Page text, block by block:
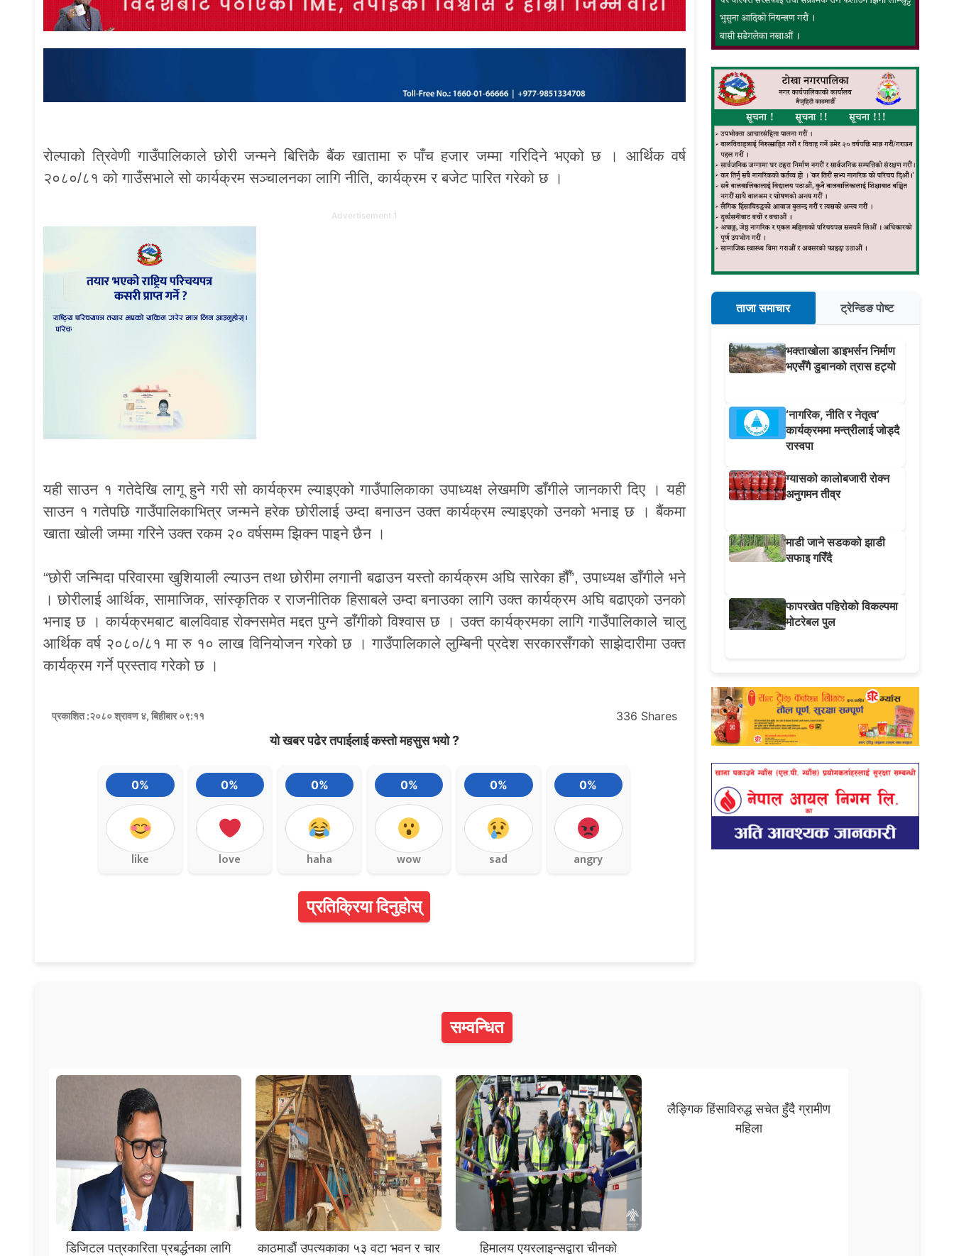
रोल्पाको त्रिवेणी गाउँपालिकाले छोरी जन्मने बित्तिकै बैंक खातामा रु पाँच हजार जम्मा गरिदिने भएको छ । आर्थिक वर्ष
२०८०/८१ को गाउँसभाले सो कार्यक्रम सञ्चालनका लागि नीति, कार्यक्रम र बजेट पारित गरेको छ ।
Advertisement 1
यही साउन १ गतेदेखि लागू हुने गरी सो कार्यक्रम ल्याइएको गाउँपालिकाका उपाध्यक्ष लेखमणि डाँगीले जानकारी दिए । यही
साउन १ गतेपछि गाउँपालिकाभित्र जन्मने हरेक छोरीलाई उम्दा बनाउन उक्त कार्यक्रम ल्याइएको उनको भनाइ छ । बैंकमा
खाता खोली जम्मा गरिने उक्त रकम २० वर्षसम्म झिक्न पाइने छैन ।
“छोरी जन्मिदा परिवारमा खुशियाली ल्याउन तथा छोरीमा लगानी बढाउन यस्तो कार्यक्रम अघि सारेका हौँ”, उपाध्यक्ष डाँगीले भने
। छोरीलाई आर्थिक, सामाजिक, सांस्कृतिक र राजनीतिक हिसाबले उम्दा बनाउका लागि उक्त कार्यक्रम अघि बढाएको उनको
भनाइ छ । कार्यक्रमबाट बालविवाह रोक्नसमेत मद्दत पुग्ने डाँगीको विश्वास छ । उक्त कार्यक्रमका लागि गाउँपालिकाले चालु
आर्थिक वर्ष २०८०/८१ मा रु १० लाख विनियोजन गरेको छ । गाउँपालिकाले लुम्बिनी प्रदेश सरकारसँगको साझेदारीमा उक्त
कार्यक्रम गर्ने प्रस्ताव गरेको छ ।
प्रकाशित :२०८० श्रावण ४, बिहीबार ०९:११ 336 Shares
यो खबर पढेर तपाईलाई कस्तो महसुस भयो ?
0%
like
0%
love
0%
haha
0%
wow
0%
sad
0%
angry
प्रतिक्रिया दिनुहोस्
ताजा समाचार ट्रेन्डिङ पोष्ट
भक्ताखोला डाइभर्सन निर्माण
भएसँगै डुबानको त्रास हट्यो
‘नागरिक, नीति र नेतृत्व’
कार्यक्रममा मन्त्रीलाई जोड्दै
रास्वपा
ग्यासको कालोबजारी रोक्न
अनुगमन तीव्र
माडी जाने सडकको झाडी
सफाइ गरिँदै
फापरखेत पहिरोको विकल्पमा
मोटरेबल पुल
सम्वन्धित
डिजिटल पत्रकारिता प्रबर्द्धनका लागि
काठमाडौं उपत्यकाका ५३ वटा भवन र चार
हिमालय एयरलाइन्सद्वारा चीनको
लैङ्गिक हिंसाविरुद्ध सचेत हुँदै ग्रामीण
महिला